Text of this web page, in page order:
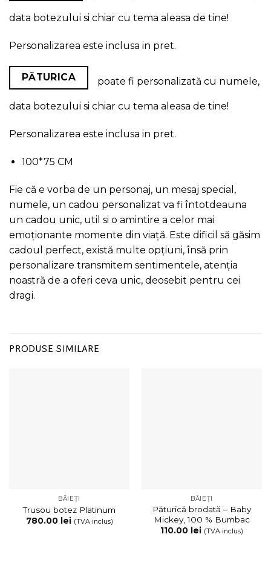
data botezului si chiar cu tema aleasa de tine!
Personalizarea este inclusa in pret.
PĂTURICA poate fi personalizată cu numele,
data botezului si chiar cu tema aleasa de tine!
Personalizarea este inclusa in pret.
100*75 CM
Fie că e vorba de un personaj, un mesaj special,
numele, un cadou personalizat va fi întotdeauna
un cadou unic, util si o amintire a celor mai
emoționante momente din viață. Este dificil să găsim
cadoul perfect, există multe opțiuni, însă prin
personalizare transmitem sentimentele, atenția
noastră de a oferi ceva unic, deosebit pentru cei
dragi.
PRODUSE SIMILARE
BĂIEȚI
Trusou botez Platinum
780.00
lei (TVA inclus)
BĂIEȚI
Păturică brodată – Baby
Mickey, 100 % Bumbac
110.00
lei (TVA inclus)